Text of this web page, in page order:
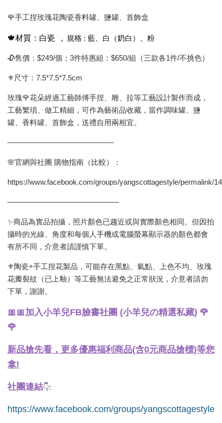
🌹手工捏玫瑰花陶瓷香料罐、鹽罐、首飾盒
🍁材質：白瓷 , 規格 : 藍、白（奶白）、粉
🥀售價：$249/個；3件特惠組：$650/組（三款各1件/不挑色）
⚜️尺寸：7.5*7.5*7.5cm
玫瑰🌹花朵經過工藝師傅手捏、雕、拉等工藝設計製作而成，
工藝繁瑣、做工精細，可作為藝術品收藏，當作調味罐、鹽
罐、香料罐、首飾盒，送禮自用兩相宜。
——————————————-
🌸官網與社團 購物指南（比較）：
https://www.facebook.com/groups/yangscottagestyle/permalink/
———————————————
✨商品為實品拍攝，照片顏色已趨近或與實際顏色相同。但因拍
攝時的光線、角度和每個人手機或電腦螢幕顯示器的顏色都會
有所不同，介意者請謹慎下單。
⚜️陶瓷+手工捏花製品，可能存在黑點、氣點、上色不均、玫瑰
花瓣裂紋（已上釉）等工藝無法避免之正常狀況，介意者請勿
下單，謝謝。
🎀🎀加入小羊兒FB臉書社團 (小羊兒の精選私藏) 🌹
🌹
新品搶先看，更多優惠福利商品(含0元商品搶標)等您
拿!
社團連結👇:
https://www.facebook.com/groups/yangscottagestyle